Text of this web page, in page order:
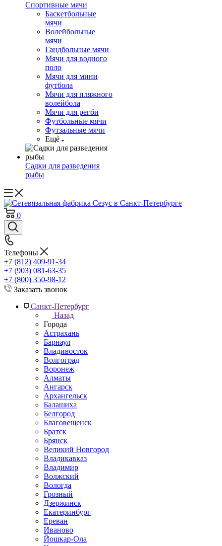
Спортивные мячи
Баскетбольные
мячи
Волейбольные
мячи
Гандбольные мячи
Мячи для водного
поло
Мячи для мини
футбола
Мячи для пляжного
волейбола
Мячи для регби
Футбольные мячи
Футзальные мячи
Ещё
Садки для разведения
рыбы
0
Телефоны
+7 (812) 409-91-34
+7 (903) 081-63-35
+7 (800) 350-98-12
Заказать звонок
Санкт-Петербург
Назад
Города
Астрахань
Барнаул
Владивосток
Волгоград
Воронеж
Алматы
Ангарск
Архангельск
Балашиха
Белгород
Благовещенск
Братск
Брянск
Великий Новгород
Владикавказ
Владимир
Волжский
Вологда
Грозный
Дзержинск
Екатеринбург
Ереван
Иваново
Йошкар-Ола